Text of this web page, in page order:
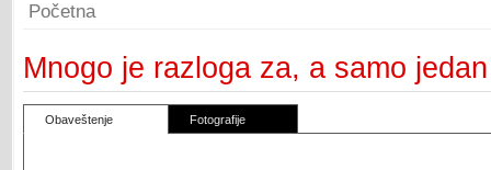
Početna
Mnogo je razloga za, a samo
Obaveštenje Fotografije